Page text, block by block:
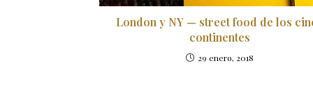
London y NY — street food de los
continentes
29 enero, 2018